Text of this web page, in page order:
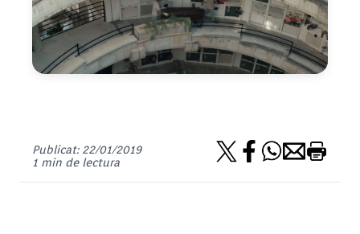
Publicat: 22/01/2019
1 min de lectura